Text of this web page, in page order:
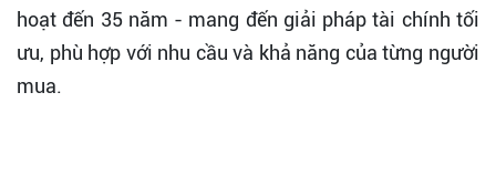
hoạt đến 35 năm - mang đến giải pháp tài chính tối
ưu, phù hợp với nhu cầu và khả năng của từng người
mua.